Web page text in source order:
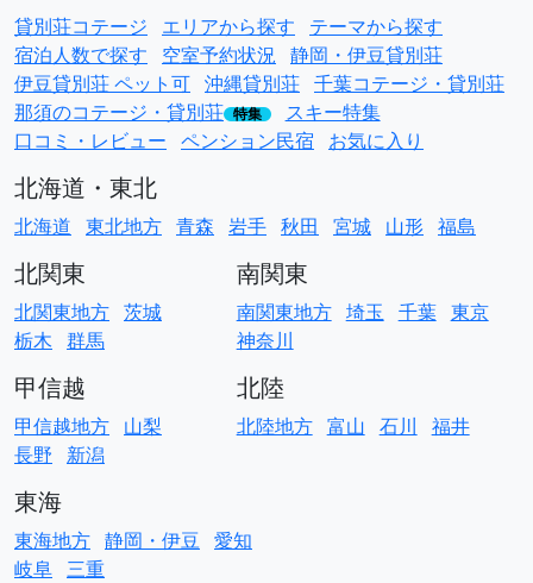
貸別荘コテージ エリアから探す
テーマから探す
宿泊人数で探す
空室予約状況 静岡・伊豆貸別荘
伊豆貸別荘 ペット可 沖縄貸別荘 千葉コテージ・貸別荘
那須のコテージ・貸別荘 特集
スキー特集
口コミ・レビュー ペンション民宿 お気に入り
北海道・東北
北海道 東北地方 青森 岩手 秋田 宮城 山形 福島
北関東
北関東地方 茨城
栃木 群馬
南関東
南関東地方 埼玉 千葉 東京
神奈川
甲信越
甲信越地方 山梨
長野
新潟
北陸
北陸地方 富山 石川 福井
東海
東海地方 静岡・伊豆 愛知
岐阜 三重